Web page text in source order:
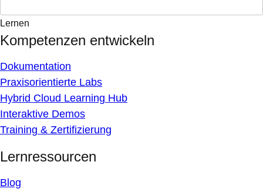
Lernen
Kompetenzen entwickeln
Dokumentation
Praxisorientierte Labs
Hybrid Cloud Learning Hub
Interaktive Demos
Training & Zertifizierung
Lernressourcen
Blog